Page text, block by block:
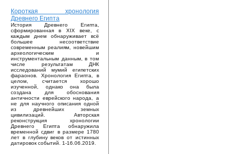
Короткая хронология
Древнего Египта
История Древнего Египта,
сформированная в XIX веке, с
каждым днем обнаруживает всё
большее несоответствие
современным реалиям, новейшим
археологическим и
инструментальным данным, в том
числе результатам ДНК
исследований мумий египетских
фараонов. Хронология Египта, в
целом, считается хорошо
изученной, однако она была
создана для обоснования
античности еврейского народа, а
не для научного описания одной
из древнейших земных
цивилизаций. Авторская
реконструкция хронологии
Древнего Египта обнаружила
временной сдвиг в размере 1780
лет в глубину веков от истинных
датировок событий. 1-16.06.2019.